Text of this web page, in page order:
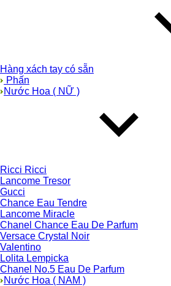
Hàng xách tay có sẵn
Phấn
Nước Hoa ( NỮ )
Ricci Ricci
Lancome Tresor
Gucci
Chance Eau Tendre
Lancome Miracle
Chanel Chance Eau De Parfum
Versace Crystal Noir
Valentino
Lolita Lempicka
Chanel No.5 Eau De Parfum
Nước Hoa ( NAM )